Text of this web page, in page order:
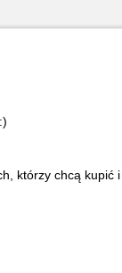
którzy chcą kupić